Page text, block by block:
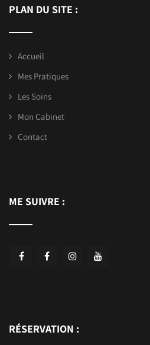
PLAN DU SITE :
Accueil
Mes Pratiques
Les Soins
Mon Cabinet
Contact
ME SUIVRE :
RÉSERVATION :